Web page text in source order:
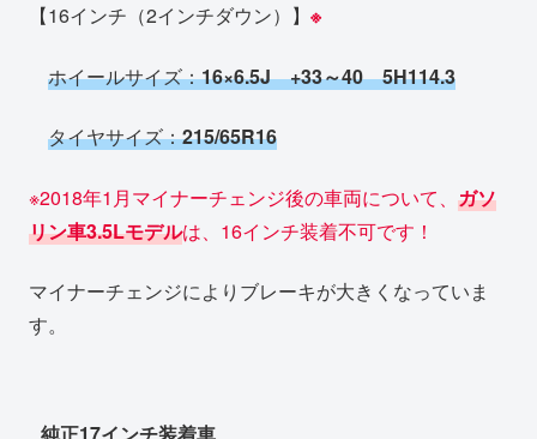
【16インチ（2インチダウン）】 ※
ホイールサイズ：16×6.5J +33～40 5H114.3
タイヤサイズ：215/65R16
※2018年1月マイナーチェンジ後の車両について、 ガソ
リン車3.5Lモデルは、16インチ装着不可です！
マイナーチェンジによりブレーキが大きくなっていま
す。